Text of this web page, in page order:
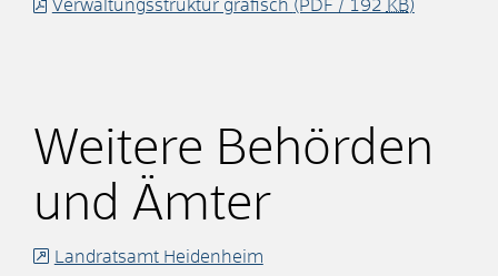
Verwaltungsstruktur grafisch (PDF / 192 KB)
Weitere Behörden
und Ämter
Landratsamt Heidenheim